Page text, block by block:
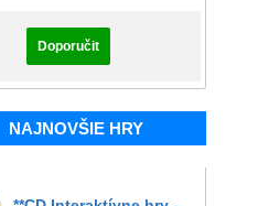
Doporučit
NAJNOVŠIE HRY